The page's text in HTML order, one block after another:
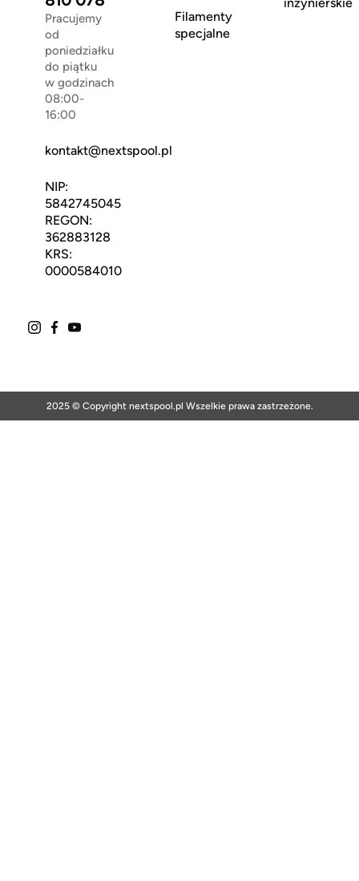
Pracujemy
od
poniedziałku
do piątku
w godzinach
08:00-
16:00
kontakt@nextspool.pl
NIP:
5842745045
REGON:
362883128
KRS:
0000584010
Filamenty
specjalne